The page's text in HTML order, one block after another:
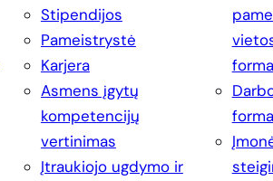
Stipendijos
Pameistrystė
Karjera
Asmens įgytų
kompetencijų
vertinimas
Įtraukiojo ugdymo ir
forma
forma